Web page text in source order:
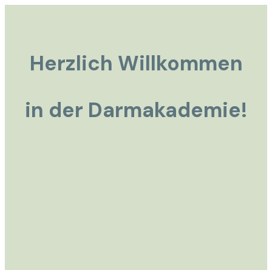
Herzlich Willkommen
in der Darmakademie!